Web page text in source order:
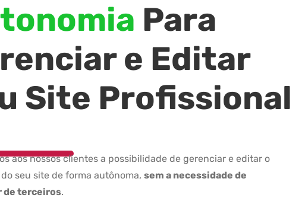
Para
e Editar
Site Profissional
aos nossos clientes a possibilidade de gerenciar e editar o
seu site de forma autônoma, sem a necessidade de
de terceiros.